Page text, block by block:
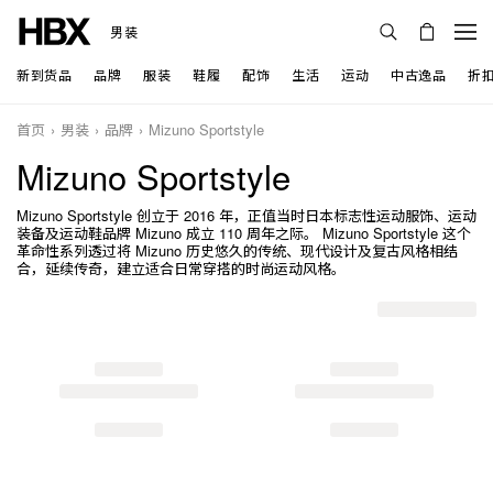
男装
新到货品 品牌 服装 鞋履 配饰 生活 运动 中古逸品 折
首页 男装 品牌 Mizuno Sportstyle
Mizuno Sportstyle
Mizuno Sportstyle 创立于 2016 年，正值当时日本标志性运动服饰、运动
装备及运动鞋品牌 Mizuno 成立 110 周年之际。 Mizuno Sportstyle 这个
革命性系列透过将 Mizuno 历史悠久的传统、现代设计及复古风格相结
合，延续传奇，建立适合日常穿搭的时尚运动风格。